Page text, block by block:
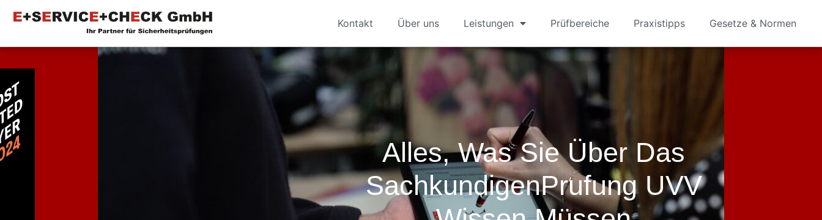
Kontakt Über uns Leistungen Prüfbereiche Praxistipps Gesetze & Normen
Alles, Was Sie Über Das
SachkundigenPrufung UVV